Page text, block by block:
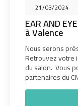
21/03/2024
EAR AND
à Valence
Nous serons
Retrouvez votre
du salon. Vous
partenaires du